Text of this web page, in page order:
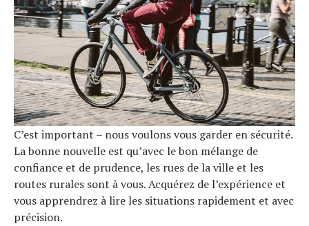
C’est important – nous voulons vous garder en sécurité.
La bonne nouvelle est qu’avec le bon mélange de
confiance et de prudence, les rues de la ville et les
routes rurales sont à vous. Acquérez de l’expérience et
vous apprendrez à lire les situations rapidement et avec
précision.